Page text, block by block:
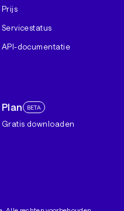
Prijs
Servicestatus
API-documentatie
Plan BETA
Gratis downloaden